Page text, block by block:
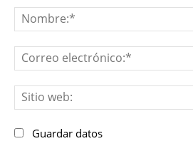
Guardar datos